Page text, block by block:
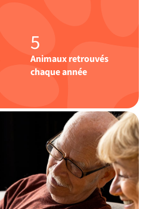
5
Animaux retrouvés
chaque année